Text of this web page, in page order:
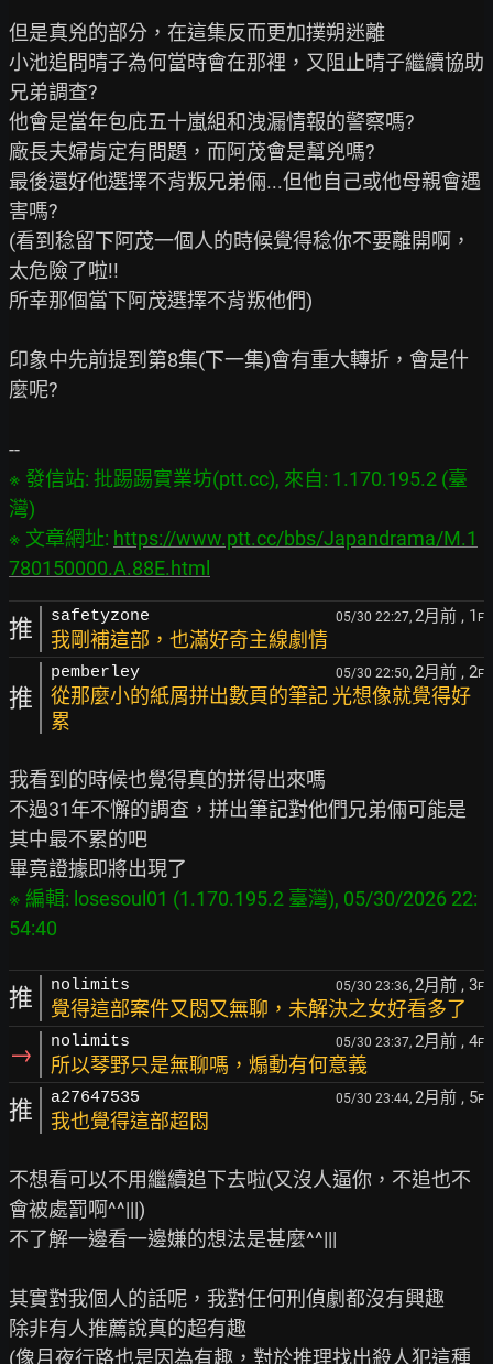
但是真兇的部分，在這集反而更加撲朔迷離
小池追問晴子為何當時會在那裡，又阻止晴子繼續協助
兄弟調查?
他會是當年包庇五十嵐組和洩漏情報的警察嗎?
廠長夫婦肯定有問題，而阿茂會是幫兇嗎?
最後還好他選擇不背叛兄弟倆...但他自己或他母親會遇
害嗎?
(看到稔留下阿茂一個人的時候覺得稔你不要離開啊，
太危險了啦!!
所幸那個當下阿茂選擇不背叛他們)
印象中先前提到第8集(下一集)會有重大轉折，會是什
麼呢?
※ 發信站: 批踢踢實業坊(ptt.cc), 來自: 1.170.195.2 (臺
灣)
※ 文章網址: https://www.ptt.cc/bbs/Japandrama/M.1
780150000.A.88E.html
推 safetyzone 05/30 22:27, 2月前 , 1 F
我剛補這部，也滿好奇主線劇情
推
pemberley 05/30 22:50, 2月前 , 2F
從那麼小的紙屑拼出數頁的筆記 光想像就覺得好
累
我看到的時候也覺得真的拼得出來嗎
不過31年不懈的調查，拼出筆記對他們兄弟倆可能是
其中最不累的吧
※ 編輯: losesoul01 (1.170.195.2 臺灣), 05/30/2026 22:
推 nolimits 05/30 23:36, 2月前 , 3F
覺得這部案件又悶又無聊，未解決之女好看多了
→ nolimits 05/30 23:37, 2月前 , 4F
所以琴野只是無聊嗎，煽動有何意義
推 a27647535 05/30 23:44, 2月前 , 5F
我也覺得這部超悶
不想看可以不用繼續追下去啦(又沒人逼你，不追也不
會被處罰啊^^|||)
不了解一邊看一邊嫌的想法是甚麼^^|||
其實對我個人的話呢，我對任何刑偵劇都沒有興趣
除非有人推薦說真的超有趣
(像月夜行路也是因為有趣，對於推理找出殺人犯這種